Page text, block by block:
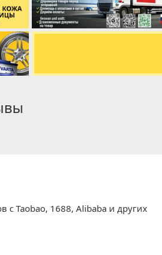
Taobao, 1688, Alibaba и других